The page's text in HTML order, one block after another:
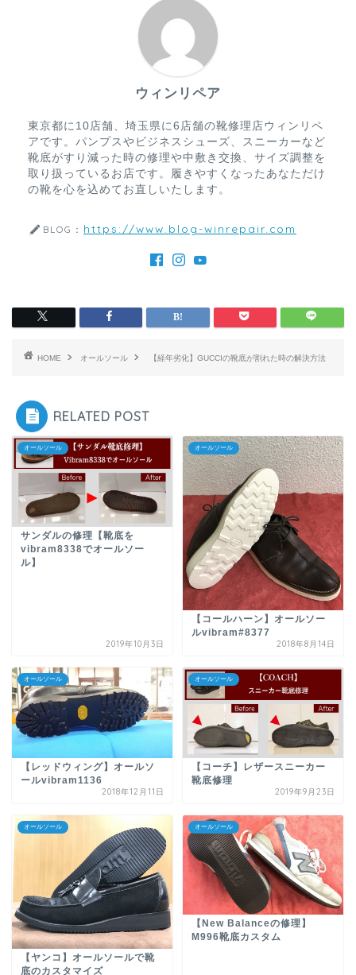
ウィンリペア
東京都に10店舗、埼玉県に6店舗の靴修理店ウィンリペ
アです。パンプスやビジネスシューズ、スニーカーなど
靴底がすり減った時の修理や中敷き交換、サイズ調整を
取り扱っているお店です。履きやすくなったあなただけ
の靴を心を込めてお直しいたします。
BLOG： https://www.blog-winrepair.com
HOME オールソール 【経年劣化】GUCCIの靴底が割れた時の解決方法
RELATED POST
オールソール
サンダルの修理【靴底を
vibram8338でオールソー
ル】
2019年10月3日
オールソール
【コールハーン】オールソー
ルvibram#8377
2018年8月14日
オールソール
【レッドウィング】オールソ
ールvibram1136
2018年12月11日
オールソール
【コーチ】レザースニーカー
靴底修理
2019年9月23日
オールソール
【ヤンコ】オールソールで靴
底のカスタマイズ
オールソール
【New Balanceの修理】
M996靴底カスタム